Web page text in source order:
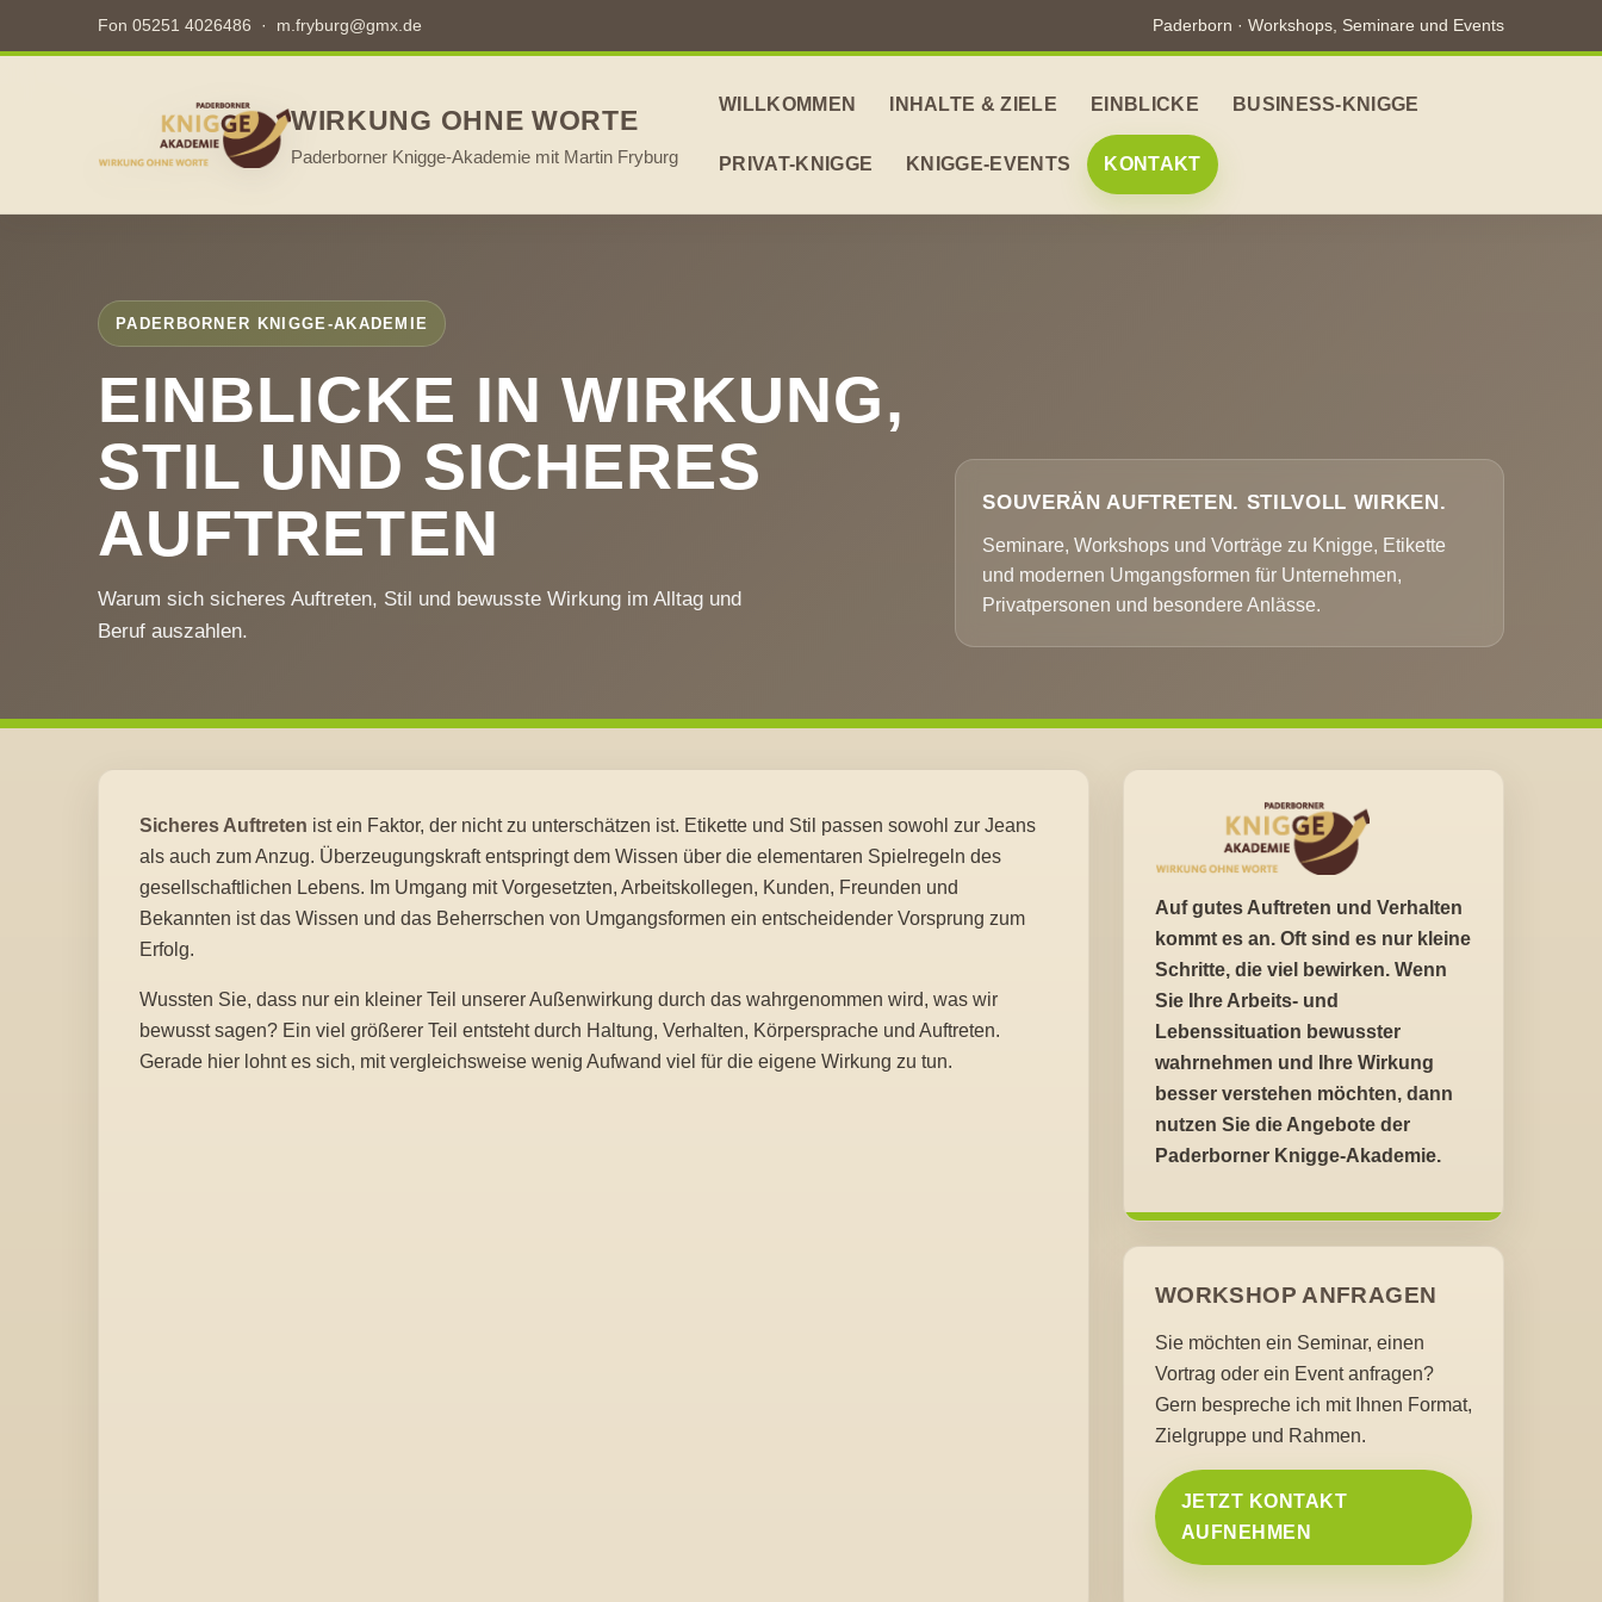
Fon 05251 4026486 · m.fryburg@gmx.de Paderborn · Workshops, Seminare und Events
WIRKUNG OHNE WORTE
Paderborner Knigge-Akademie mit Martin Fryburg
WILLKOMMEN INHALTE & ZIELE EINBLICKE BUSINESS-KNIGGE
PRIVAT-KNIGGE KNIGGE-EVENTS KONTAKT
PADERBORNER KNIGGE-AKADEMIE
EINBLICKE IN WIRKUNG,
STIL UND SICHERES
AUFTRETEN
Warum sich sicheres Auftreten, Stil und bewusste Wirkung im Alltag und
Beruf auszahlen.
SOUVERÄN AUFTRETEN. STILVOLL WIRKEN.
Seminare, Workshops und Vorträge zu Knigge, Etikette
und modernen Umgangsformen für Unternehmen,
Privatpersonen und besondere Anlässe.
Sicheres Auftreten ist ein Faktor, der nicht zu unterschätzen ist. Etikette und Stil passen sowohl zur Jeans
als auch zum Anzug. Überzeugungskraft entspringt dem Wissen über die elementaren Spielregeln des
gesellschaftlichen Lebens. Im Umgang mit Vorgesetzten, Arbeitskollegen, Kunden, Freunden und
Bekannten ist das Wissen und das Beherrschen von Umgangsformen ein entscheidender Vorsprung zum
Erfolg.
Wussten Sie, dass nur ein kleiner Teil unserer Außenwirkung durch das wahrgenommen wird, was wir
bewusst sagen? Ein viel größerer Teil entsteht durch Haltung, Verhalten, Körpersprache und Auftreten.
Gerade hier lohnt es sich, mit vergleichsweise wenig Aufwand viel für die eigene Wirkung zu tun.
Auf gutes Auftreten und Verhalten
kommt es an. Oft sind es nur kleine
Schritte, die viel bewirken. Wenn
Sie Ihre Arbeits- und
Lebenssituation bewusster
wahrnehmen und Ihre Wirkung
besser verstehen möchten, dann
nutzen Sie die Angebote der
Paderborner Knigge-Akademie.
WORKSHOP ANFRAGEN
Sie möchten ein Seminar, einen
Vortrag oder ein Event anfragen?
Gern bespreche ich mit Ihnen Format,
Zielgruppe und Rahmen.
JETZT KONTAKT
AUFNEHMEN